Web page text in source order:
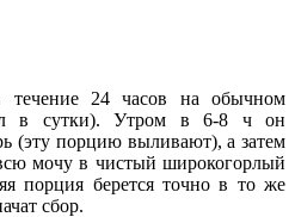
течение 24 часов на обычном
л в сутки). Утром в 6-8 ч он
(эту порцию выливают), а затем
мочу в чистый широкогорлый
порция берется точно в то же
сбор.